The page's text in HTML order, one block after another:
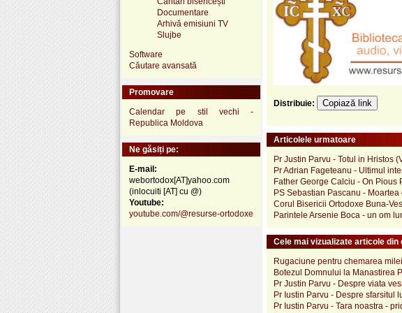
Distribuie: Copiază link
Articolele urmatoare
Pr Justin Parvu - Totul in Hristos
Pr Adrian Fageteanu - Ultimul
Father George Calciu - On Pious
PS Sebastian Pascanu -
Corul Bisericii Ortodoxe Buna-
Parintele Arsenie Boca - un om
Cele mai vizualizate articole din
Rugaciune pentru chemarea
Botezul Domnului la Manastirea
Pr Justin Parvu - Despre viata
Pr Iustin Parvu - Despre sfarsitul
Pr Iustin Parvu - Tara noastra -
Documentare
Arhivă emisiuni TV
Slujbe
Software
Căutare avansată
Promovare
Calendar pe stil vechi -
Republica Moldova
Ne găsiți pe:
E-mail:
webortodox[AT]yahoo.com
(inlocuiti [AT] cu @)
Youtube:
youtube.com/@resurse-ortodoxe